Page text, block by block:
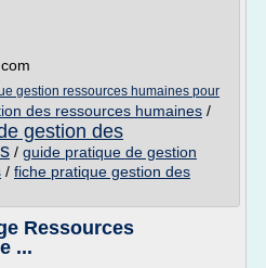
gestion ressources humaines pour
des ressources humaines /
gestion des
/ guide pratique de gestion
/ fiche pratique gestion des
Ressources
...